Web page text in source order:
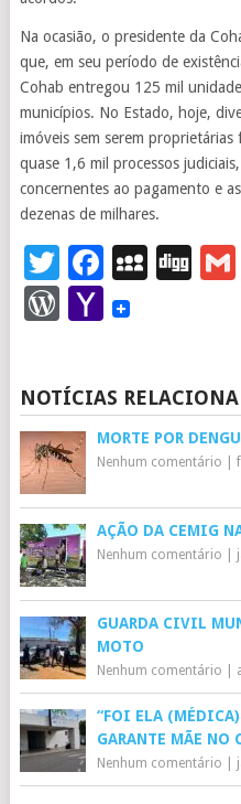
Na ocasião, o presidente da
que, em seu período de
Cohab entregou 125 mil
municípios. No Estado, hoje,
imóveis sem serem
quase 1,6 mil processos
concernentes ao pagamento e
dezenas de milhares.
Twitter
WordPress
Yahoo
NOTÍCIAS
MORTE POR
Nenhum comentário
AÇÃO DA CEMIG
Nenhum comentário
GUARDA CIVIL
MOTO
Nenhum comentário
“FOI ELA (MÉDICA)
GARANTE MÃE NO
Nenhum comentário